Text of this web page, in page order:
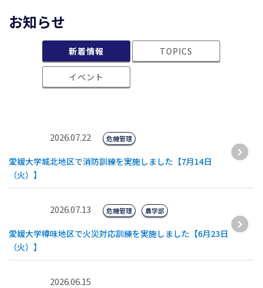
お知らせ
新着情報 TOPICS
イベント
2026.07.22
愛媛大学城北地区で消防訓練を実施しました【7月14日
（火）】
危機管理
2026.07.13
愛媛大学樽味地区で火災対応訓練を実施しました【6月23日
（火）】
危機管理 農学部
2026.06.15